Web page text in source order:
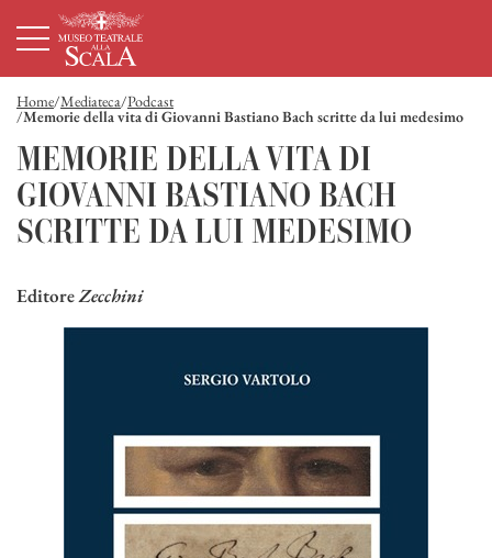
HomepageMenù principale
Home Mediateca Podcast
Memorie della vita di Giovanni Bastiano Bach scritte da lui medesimo
MEMORIE DELLA VITA DI
GIOVANNI BASTIANO BACH
SCRITTE DA LUI MEDESIMO
EditoreZecchini